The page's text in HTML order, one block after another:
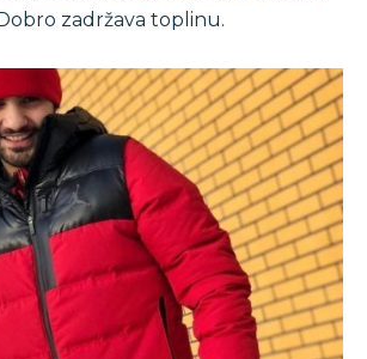
zadržava toplinu.